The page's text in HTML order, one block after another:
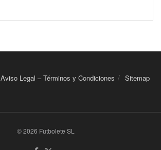
Aviso Legal – Términos y Condiciones Sitemap
© 2026 Futbolete SL